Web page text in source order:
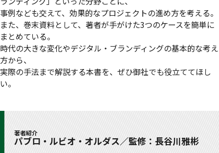
事例なども交えて、効果的なプロジェクトの進め方を考える。
また、巻末資料として、著者が手がけた3つのケースを簡単に
まとめている。
時代の大きな変化やデジタル・ブランディングの基本的な考え
方から、
実際の手法まで解説する本書を、ぜひ御社でも役立ててほし
い。
著者紹介
パブロ・ルビオ・オルダス／監修：長谷川雅彬